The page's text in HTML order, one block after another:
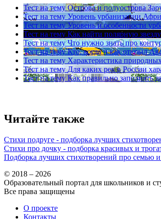
Тест на тему Острова и полуострова
Тест на тему Уровень урбанизации
Тест на тему Уровень и особенности
Тест на тему Как найти полярную звезду
Тест на тему Что нужно знать про
Тест на тему Кто, когда и как открыл
Тест на тему Характеристика
Тест на тему Для каких рек в России
Тест на тему Как правильно заполнять
Читайте также
Стихи подруге - подборка лучших
Стихи про дочку - подборка красивых и
Подборка лучших стихотворений про семью
© 2018 – 2026
Образовательный портал для школьников и
Все права защищены
О проекте
Контакты